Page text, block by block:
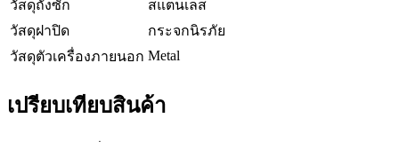
วัสดุถังซัก
สแตนเลส
วัสดุฝาปิด
กระจกนิรภัย
วัสดุตัวเครื่องภายนอก Metal
เปรียบเทียบสินค้า